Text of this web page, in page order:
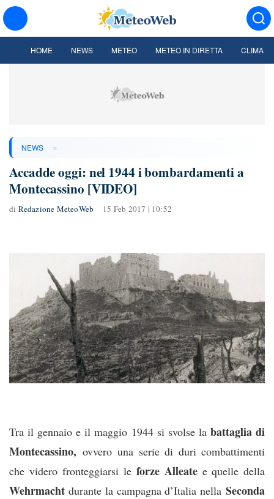
HOME NEWS METEO METEO IN DIRETTA CLIMA
NEWS »
Accadde oggi: nel 1944 i bombardamenti a
Montecassino [VIDEO]
di Redazione MeteoWeb 15 Feb 2017 | 10:52
Tra il gennaio e il maggio 1944 si svolse la battaglia di
Montecassino, ovvero una serie di duri combattimenti
che videro fronteggiarsi le forze Alleatee quelle della
Wehrmacht durante la campagna d’Italia nella Seconda